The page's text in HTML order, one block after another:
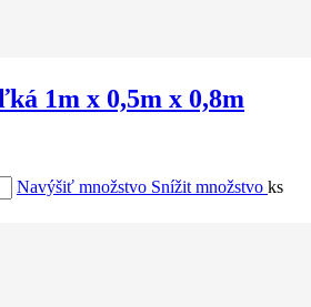
1m x 0,5m x 0,8m
Navýšiť množstvo Snížit množstvo ks